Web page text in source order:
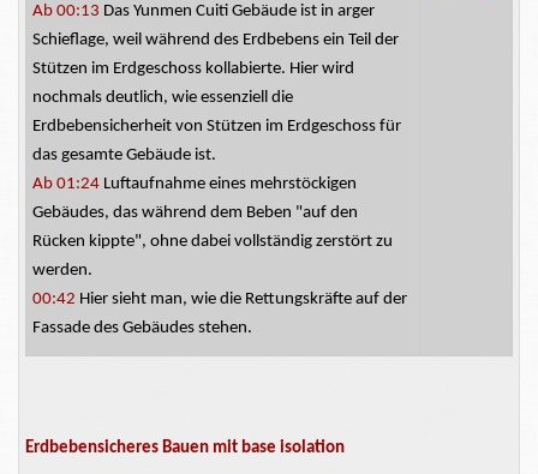
Ab 00:13 Das Yunmen Cuiti Gebäude ist in arger
Schieflage, weil während des Erdbebens ein Teil der
Stützen im Erdgeschoss kollabierte. Hier wird
nochmals deutlich, wie essenziell die
Erdbebensicherheit von Stützen im Erdgeschoss für
das gesamte Gebäude ist.
Ab 01:24 Luftaufnahme eines mehrstöckigen
Gebäudes, das während dem Beben "auf den
Rücken kippte", ohne dabei vollständig zerstört zu
werden.
00:42 Hier sieht man, wie die Rettungskräfte auf der
Fassade des Gebäudes stehen.
Erdbebensicheres Bauen mit base isolation